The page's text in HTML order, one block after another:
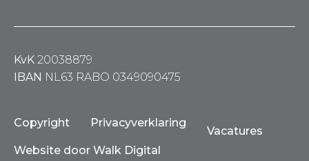
KvK 20038879
IBAN NL63 RABO 0349090475
Copyright Privacyverklaring
Vacatures
Website door Walk Digital